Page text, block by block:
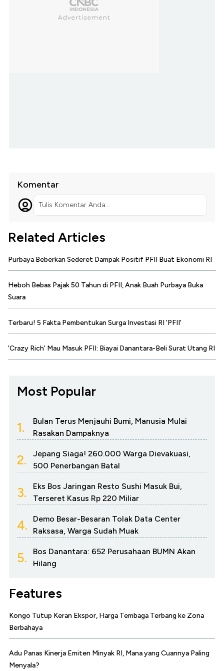
Komentar
Tulis Komentar Anda...
Related Articles
Purbaya Beberkan Sederet Dampak Positif PFII Buat Ekonomi RI
Heboh Bebas Pajak 50 Tahun di PFII, Anak Buah Purbaya Buka
Suara
Terbaru! 5 Fakta Pembentukan Surga Investasi RI 'PFII'
'Crazy Rich' Mau Masuk PFII: Biayai Danantara-Beli Surat Utang RI
Most Popular
1.
Bulan Terus Menjauhi Bumi, Manusia Mulai
Rasakan Dampaknya
2.
Jepang Siaga! 260.000 Warga Dievakuasi,
500 Penerbangan Batal
3.
Eks Bos Jaringan Resto Sushi Masuk Bui,
Terseret Kasus Rp 220 Miliar
4.
Demo Besar-Besaran Tolak Data Center
Raksasa, Warga Sudah Muak
5.
Bos Danantara: 652 Perusahaan BUMN Akan
Hilang
Features
Kongo Tutup Keran Ekspor, Harga Tembaga Terbang ke Zona
Berbahaya
Adu Panas Kinerja Emiten Minyak RI, Mana yang Cuannya Paling
Menyala?